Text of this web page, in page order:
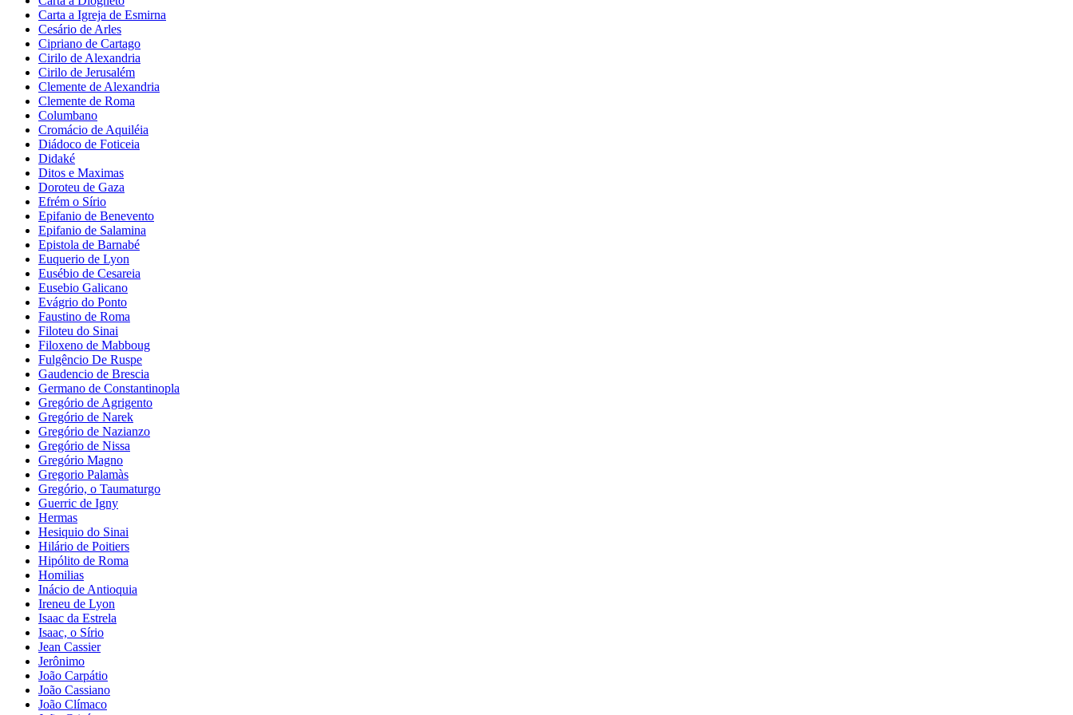
Carta a Igreja de Esmirna
Cesário de Arles
Cipriano de Cartago
Cirilo de Alexandria
Cirilo de Jerusalém
Clemente de Alexandria
Clemente de Roma
Columbano
Cromácio de Aquiléia
Diádoco de Foticeia
Didaké
Ditos e Maximas
Doroteu de Gaza
Efrém o Sírio
Epifanio de Benevento
Epifanio de Salamina
Epistola de Barnabé
Euquerio de Lyon
Eusébio de Cesareia
Eusebio Galicano
Evágrio do Ponto
Faustino de Roma
Filoteu do Sinai
Filoxeno de Mabboug
Fulgêncio De Ruspe
Gaudencio de Brescia
Germano de Constantinopla
Gregório de Agrigento
Gregório de Narek
Gregório de Nazianzo
Gregório de Nissa
Gregório Magno
Gregorio Palamàs
Gregório, o Taumaturgo
Guerric de Igny
Hermas
Hesiquio do Sinai
Hilário de Poitiers
Hipólito de Roma
Homilias
Inácio de Antioquia
Ireneu de Lyon
Isaac da Estrela
Isaac, o Sírio
Jean Cassier
Jerônimo
João Carpátio
João Cassiano
João Clímaco